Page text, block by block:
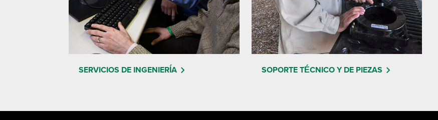
SERVICIOS DE INGENIERÍA SOPORTE TÉCNICO Y DE PIEZAS